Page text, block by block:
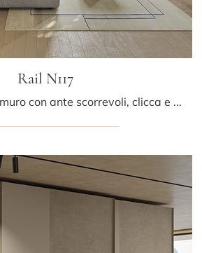
Rail N117
Se vuoi armadi a muro con ante scorrevoli, clicca e scopri l'armadio Rail N117 di Colombini Casa in melaminico.